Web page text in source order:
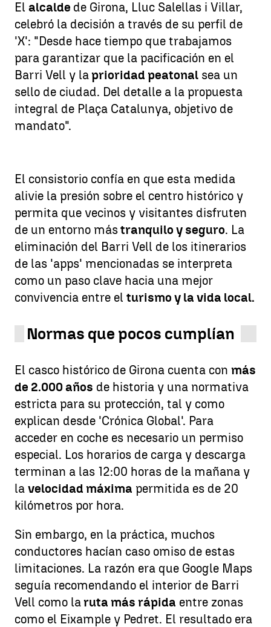
El alcalde de Girona, Lluc Salellas i Villar,
celebró la decisión a través de su perfil de
'X': "Desde hace tiempo que trabajamos
para garantizar que la pacificación en el
Barri Vell y laprioridad peatonal sea un
sello de ciudad. Del detalle a la propuesta
integral de Plaça Catalunya, objetivo de
mandato".
El consistorio confía en que esta medida
alivie la presión sobre el centro histórico y
permita que vecinos y visitantes disfruten
de un entorno mástranquilo y seguro. La
eliminación del Barri Vell de los itinerarios
de las 'apps' mencionadas se interpreta
como un paso clave hacia una mejor
convivencia entre el turismo y la vida local.
Normas que pocos cumplían
El casco histórico de Girona cuenta con más
de 2.000 años de historia y una normativa
estricta para su protección, tal y como
explican desde 'Crónica Global'. Para
acceder en coche es necesario un permiso
especial. Los horarios de carga y descarga
terminan a las 12:00 horas de la mañana y
la velocidad máxima permitida es de 20
kilómetros por hora.
Sin embargo, en la práctica, muchos
conductores hacían caso omiso de estas
limitaciones. La razón era que Google Maps
seguía recomendando el interior de Barri
Vell como laruta más rápida entre zonas
como el Eixample y Pedret. El resultado era